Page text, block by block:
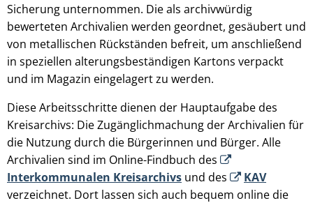
Sicherung unternommen. Die als archivwürdig
bewerteten Archivalien werden geordnet, gesäubert und
von metallischen Rückständen befreit, um anschließend
in speziellen alterungsbeständigen Kartons verpackt
und im Magazin eingelagert zu werden.
Diese Arbeitsschritte dienen der Hauptaufgabe des
Kreisarchivs: Die Zugänglichmachung der Archivalien für
die Nutzung durch die Bürgerinnen und Bürger. Alle
Archivalien sind im Online-Findbuch des
Interkommunalen Kreisarchivs und des
KAV
verzeichnet. Dort lassen sich auch bequem online die